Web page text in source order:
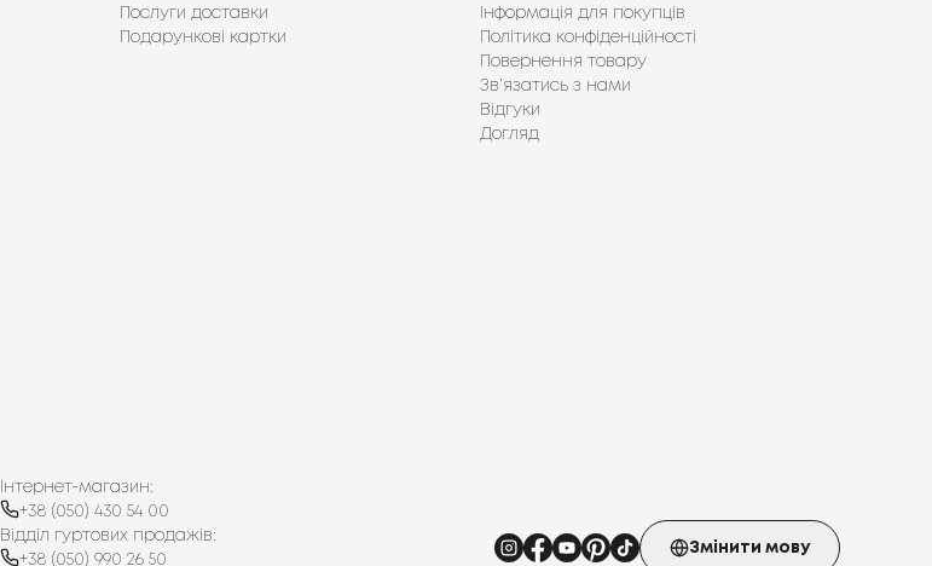
Послуги доставки
Подарункові картки
Інформація для покупців
Політика конфіденційності
Повернення товару
Зв’язатись з нами
Відгуки
Догляд
Інтернет-магазин:
+38 (050) 430 54 00
Відділ гуртових продажів:
+38 (050) 990 26 50
Змінити мову